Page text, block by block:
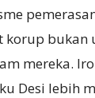
mereka.
Desi lebih